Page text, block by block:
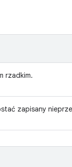
rzadkim.
zapisany